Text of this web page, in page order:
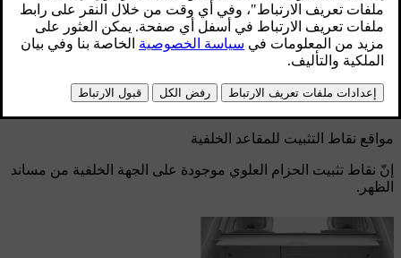
إحكام شدّ الحزام في نقطة تثبيت الحزام العلوي
يمكنك استخدام نقاط التثبيت هذه لتأمين نُظم تقييد مقاعد الأطفال
المثبتة على المقاعد الخلفية الطرفية.
مواقع نقاط التثبيت للمقاعد الخلفية
إنّ نقاط تثبيت الحزام العلوي موجودة على الجهة الخلفية من مساند
الظهر.